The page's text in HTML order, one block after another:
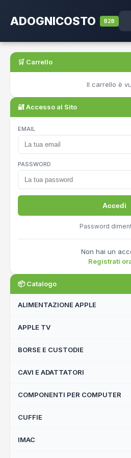
ADOGNICOSTO B2B
🛒 Carrello
Il carrello è
🔐 Accesso al Sito
EMAIL
PASSWORD
Accedi
Password
Non hai un
Registrati
📦 Catalogo
ALIMENTAZIONE APPLE
Alimentatori Compatibili
Apple Originali
APPLE TV
Apple TV
Apple TV Remote
BORSE E CUSTODIE
Back Cover
Borse Notebook
CAVI E ADATTATORI
Accessori
Apple Originali
COMPONENTI PER COMPUTER
Componenti Per Computer
CUFFIE
Apple Earpods
IMAC